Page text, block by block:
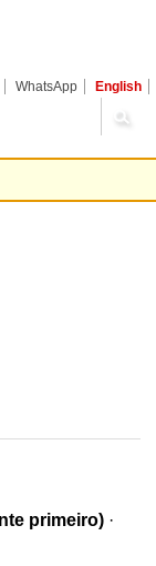
WhatsApp English
primeiro) ·